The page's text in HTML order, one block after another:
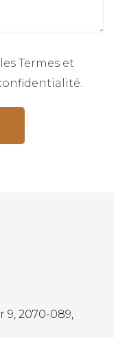
Termes et
.
2070-089,